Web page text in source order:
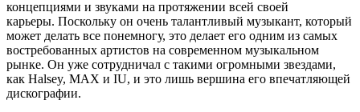
концепциями и звуками на протяжении всей своей
карьеры. Поскольку он очень талантливый музыкант, который
может делать все понемногу, это делает его одним из самых
востребованных артистов на современном музыкальном
рынке. Он уже сотрудничал с такими огромными звездами,
как Halsey, MAX и IU, и это лишь вершина его впечатляющей
дискографии.